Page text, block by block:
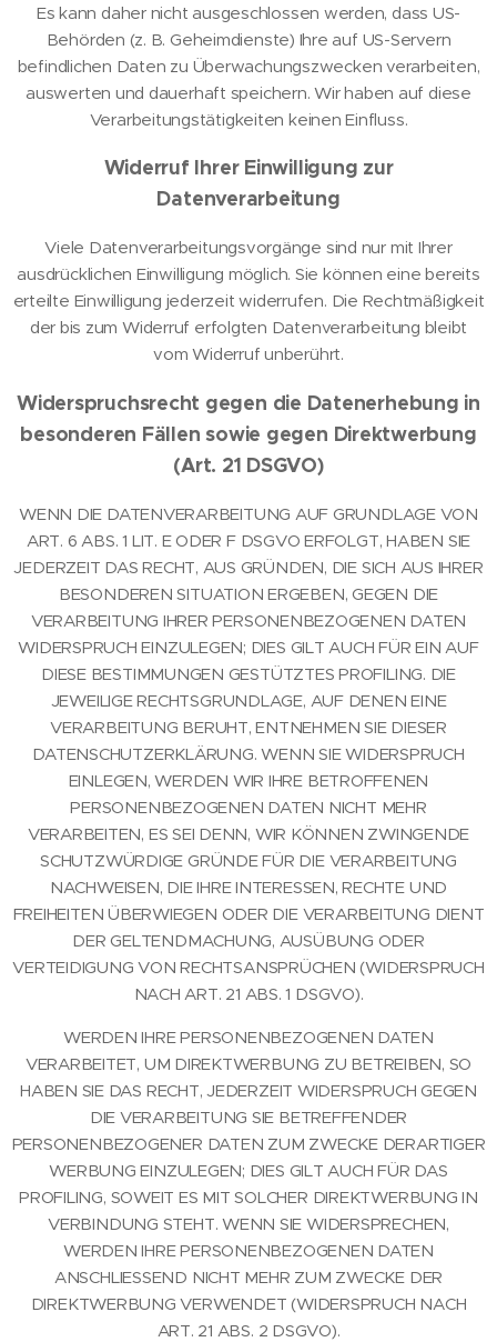
Es kann daher nicht ausgeschlossen werden, dass US-
Behörden (z. B. Geheimdienste) Ihre auf US-Servern
befindlichen Daten zu Überwachungszwecken verarbeiten,
auswerten und dauerhaft speichern. Wir haben auf diese
Verarbeitungstätigkeiten keinen Einfluss.
Widerruf Ihrer Einwilligung zur
Datenverarbeitung
Viele Datenverarbeitungsvorgänge sind nur mit Ihrer
ausdrücklichen Einwilligung möglich. Sie können eine bereits
erteilte Einwilligung jederzeit widerrufen. Die Rechtmäßigkeit
der bis zum Widerruf erfolgten Datenverarbeitung bleibt
vom Widerruf unberührt.
Widerspruchsrecht gegen die Datenerhebung in
besonderen Fällen sowie gegen Direktwerbung
(Art. 21 DSGVO)
WENN DIE DATENVERARBEITUNG AUF GRUNDLAGE VON
ART. 6 ABS. 1 LIT. E ODER F DSGVO ERFOLGT, HABEN SIE
JEDERZEIT DAS RECHT, AUS GRÜNDEN, DIE SICH AUS IHRER
BESONDEREN SITUATION ERGEBEN, GEGEN DIE
VERARBEITUNG IHRER PERSONENBEZOGENEN DATEN
WIDERSPRUCH EINZULEGEN; DIES GILT AUCH FÜR EIN AUF
DIESE BESTIMMUNGEN GESTÜTZTES PROFILING. DIE
JEWEILIGE RECHTSGRUNDLAGE, AUF DENEN EINE
VERARBEITUNG BERUHT, ENTNEHMEN SIE DIESER
DATENSCHUTZERKLÄRUNG. WENN SIE WIDERSPRUCH
EINLEGEN, WERDEN WIR IHRE BETROFFENEN
PERSONENBEZOGENEN DATEN NICHT MEHR
VERARBEITEN, ES SEI DENN, WIR KÖNNEN ZWINGENDE
SCHUTZWÜRDIGE GRÜNDE FÜR DIE VERARBEITUNG
NACHWEISEN, DIE IHRE INTERESSEN, RECHTE UND
FREIHEITEN ÜBERWIEGEN ODER DIE VERARBEITUNG DIENT
DER GELTENDMACHUNG, AUSÜBUNG ODER
VERTEIDIGUNG VON RECHTSANSPRÜCHEN (WIDERSPRUCH
NACH ART. 21 ABS. 1 DSGVO).
WERDEN IHRE PERSONENBEZOGENEN DATEN
VERARBEITET, UM DIREKTWERBUNG ZU BETREIBEN, SO
HABEN SIE DAS RECHT, JEDERZEIT WIDERSPRUCH GEGEN
DIE VERARBEITUNG SIE BETREFFENDER
PERSONENBEZOGENER DATEN ZUM ZWECKE DERARTIGER
WERBUNG EINZULEGEN; DIES GILT AUCH FÜR DAS
PROFILING, SOWEIT ES MIT SOLCHER DIREKTWERBUNG IN
VERBINDUNG STEHT. WENN SIE WIDERSPRECHEN,
WERDEN IHRE PERSONENBEZOGENEN DATEN
ANSCHLIESSEND NICHT MEHR ZUM ZWECKE DER
DIREKTWERBUNG VERWENDET (WIDERSPRUCH NACH
ART. 21 ABS. 2 DSGVO).